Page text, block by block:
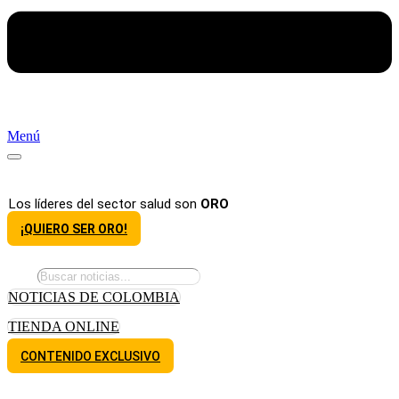
Menú
Los líderes del sector salud son ORO
¡QUIERO SER ORO!
NOTICIAS DE COLOMBIA
TIENDA ONLINE
CONTENIDO EXCLUSIVO